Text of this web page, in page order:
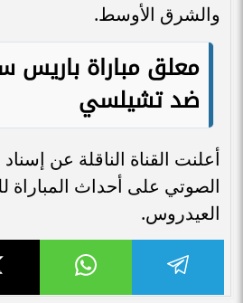
والشرق الأوسط.
معلق مباراة باريس
ضد تشيلسي
أعلنت القناة الناقلة عن
الصوتي على أحداث
العيدروس.